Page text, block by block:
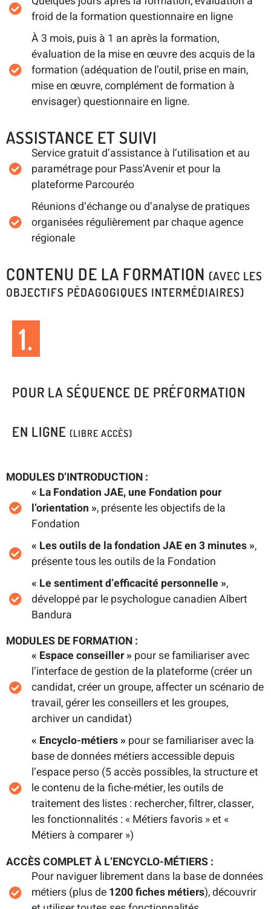
froid de la formation questionnaire en ligne
À 3 mois, puis à 1 an après la formation,
évaluation de la mise en œuvre des acquis de la
formation (adéquation de l’outil, prise en main,
mise en œuvre, complément de formation à
envisager) questionnaire en ligne.
ASSISTANCE ET SUIVI
Service gratuit d’assistance à l’utilisation et au
paramétrage pour Pass'Avenir et pour la
plateforme Parcouréo
Réunions d’échange ou d’analyse de pratiques
organisées régulièrement par chaque agence
régionale
CONTENU DE LA FORMATION (AVEC LES
OBJECTIFS PÉDAGOGIQUES INTERMÉDIAIRES)
1.
POUR LA SÉQUENCE DE PRÉFORMATION
EN LIGNE (LIBRE ACCÈS)
MODULES D’INTRODUCTION :
« La Fondation JAE, une Fondation pour
l’orientation », présente les objectifs de la
Fondation
« Les outils de la fondation JAE en 3 minutes »,
présente tous les outils de la Fondation
« Le sentiment d’efficacité personnelle »,
développé par le psychologue canadien Albert
Bandura
MODULES DE FORMATION :
« Espace conseiller » pour se familiariser avec
l’interface de gestion de la plateforme (créer un
candidat, créer un groupe, affecter un scénario de
travail, gérer les conseillers et les groupes,
archiver un candidat)
« Encyclo-métiers » pour se familiariser avec la
base de données métiers accessible depuis
l’espace perso (5 accès possibles, la structure et
le contenu de la fiche-métier, les outils de
traitement des listes : rechercher, filtrer, classer,
les fonctionnalités : « Métiers favoris » et «
Métiers à comparer »)
ACCÈS COMPLET À L’ENCYCLO-MÉTIERS :
Pour naviguer librement dans la base de données
métiers (plus de 1200 fiches métiers), découvrir